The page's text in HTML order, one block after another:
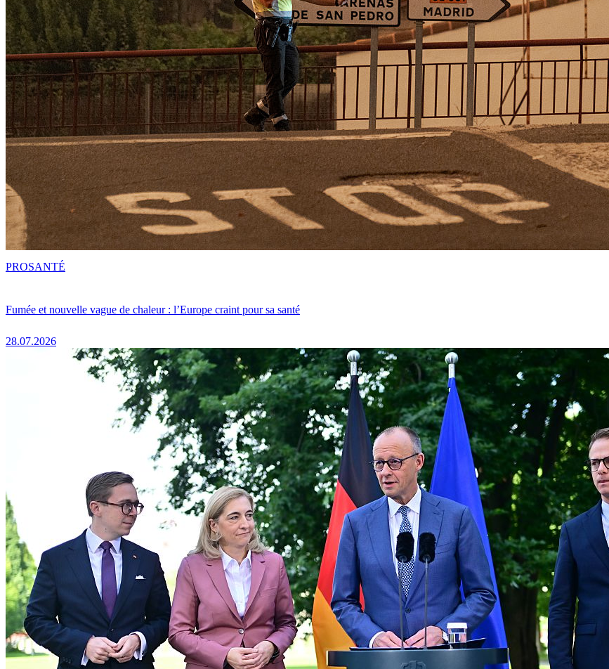
Fumée et nouvelle vague de chaleur : l’Europe craint pour sa santé
28.07.2026
PROSANTÉ